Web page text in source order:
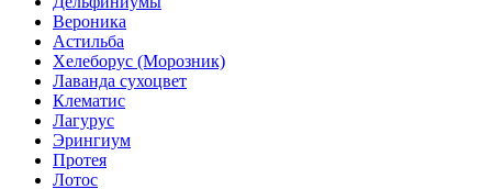
Вероника
Астильба
Хелеборус (Морозник)
Лаванда сухоцвет
Клематис
Лагурус
Эрингиум
Протея
Лотос